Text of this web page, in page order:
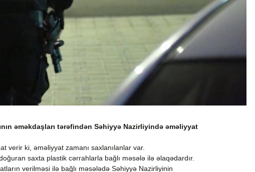
əməkdaşları tərəfindən Səhiyyə Nazirliyində əməliyyat
verir ki, əməliyyat zamanı saxlanılanlar var.
saxta plastik cərrahlarla bağlı məsələ ilə əlaqədardır.
verilməsi ilə bağlı məsələdə Səhiyyə Nazirliyinin